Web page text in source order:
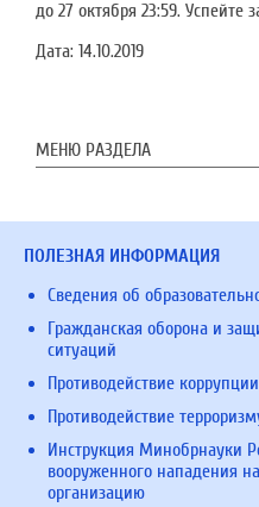
до 27 октября 23:59. Успейте
Дата: 14.10.2019
МЕНЮ РАЗДЕЛА
ПОЛЕЗНАЯ ИНФОРМАЦИЯ
Сведения об
Гражданская оборона и
ситуаций
Противодействие коррупции
Противодействие
Инструкция Минобрнауки
вооруженного нападения
организацию